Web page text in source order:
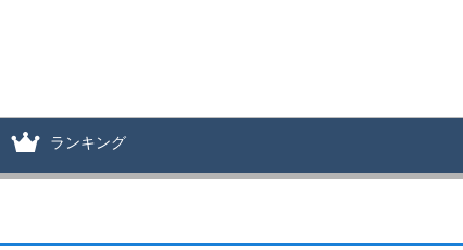
ランキング